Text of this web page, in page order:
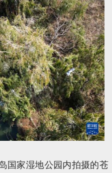
国家湿地公园内拍摄的苍